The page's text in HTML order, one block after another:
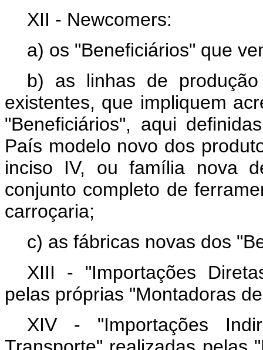
XII - Newcomers:
a) os "Beneficiários" que
b) as linhas de
existentes, que impliquem
"Beneficiários", aqui
País modelo novo dos
inciso IV, ou família nova
conjunto completo de
carroçaria;
c) as fábricas novas dos
XIII - "Importações
pelas próprias "Montadoras
XIV - "Importações